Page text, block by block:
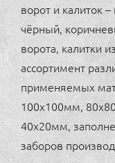
ворот и калиток
чёрный,
ворота, калитки
ассортимент
применяемых
100х100мм,
40х20мм,
заборов